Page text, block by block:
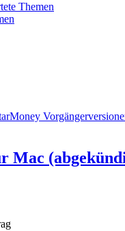
Themen
Mac